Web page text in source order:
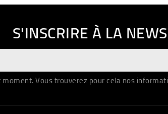
S'INSCRIRE À LA
Vous trouverez pour cela nos